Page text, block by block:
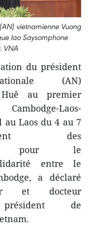
vietnamienne Vuong
lao Saysomphone
VNA
du président
(AN)
Huê au premier
Laos-
Laos du 4 au 7
des
pour le
entre le
a déclaré
et docteur
président de